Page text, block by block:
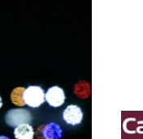
müzakere
halinde
verilen 12